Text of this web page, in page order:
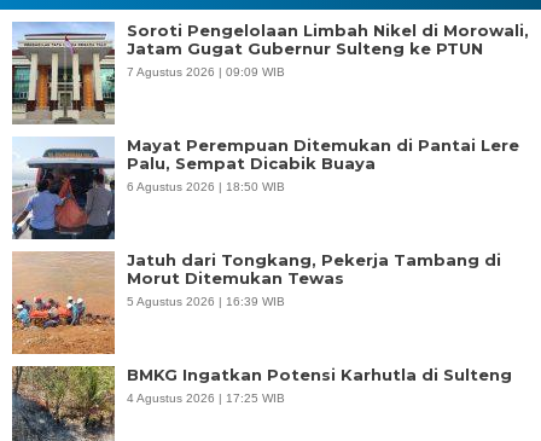
Soroti Pengelolaan Limbah Nikel di Morowali,
Jatam Gugat Gubernur Sulteng ke PTUN
7 Agustus 2026 | 09:09 WIB
Mayat Perempuan Ditemukan di Pantai Lere
Palu, Sempat Dicabik Buaya
6 Agustus 2026 | 18:50 WIB
Jatuh dari Tongkang, Pekerja Tambang di
Morut Ditemukan Tewas
5 Agustus 2026 | 16:39 WIB
BMKG Ingatkan Potensi Karhutla di Sulteng
4 Agustus 2026 | 17:25 WIB